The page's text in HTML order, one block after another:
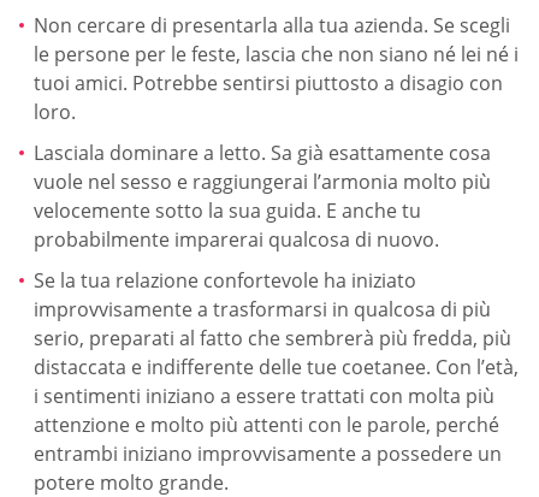
Non cercare di presentarla alla tua azienda. Se scegli
le persone per le feste, lascia che non siano né lei né i
tuoi amici. Potrebbe sentirsi piuttosto a disagio con
loro.
Lasciala dominare a letto. Sa già esattamente cosa
vuole nel sesso e raggiungerai l’armonia molto più
velocemente sotto la sua guida. E anche tu
probabilmente imparerai qualcosa di nuovo.
Se la tua relazione confortevole ha iniziato
improvvisamente a trasformarsi in qualcosa di più
serio, preparati al fatto che sembrerà più fredda, più
distaccata e indifferente delle tue coetanee. Con l’età,
i sentimenti iniziano a essere trattati con molta più
attenzione e molto più attenti con le parole, perché
entrambi iniziano improvvisamente a possedere un
potere molto grande.